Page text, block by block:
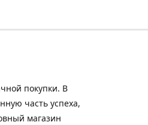
покупки. В
часть успеха,
магазин